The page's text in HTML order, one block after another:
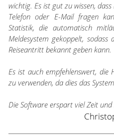
wichtig. Es ist gut zu wissen,
Telefon oder E-Mail fragen
Statistik, die automatisch
Meldesystem gekoppelt,
Reiseantritt bekannt geben kann.
Es ist auch empfehlenswert, die
zu verwenden, da dies das
Die Software erspart viel Zeit